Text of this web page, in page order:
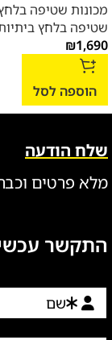
מכונות שטיפה
שטיפה בלחץ
₪1,690
הוספה לסל
שלח הודעה
מלא פרטים
התקשר